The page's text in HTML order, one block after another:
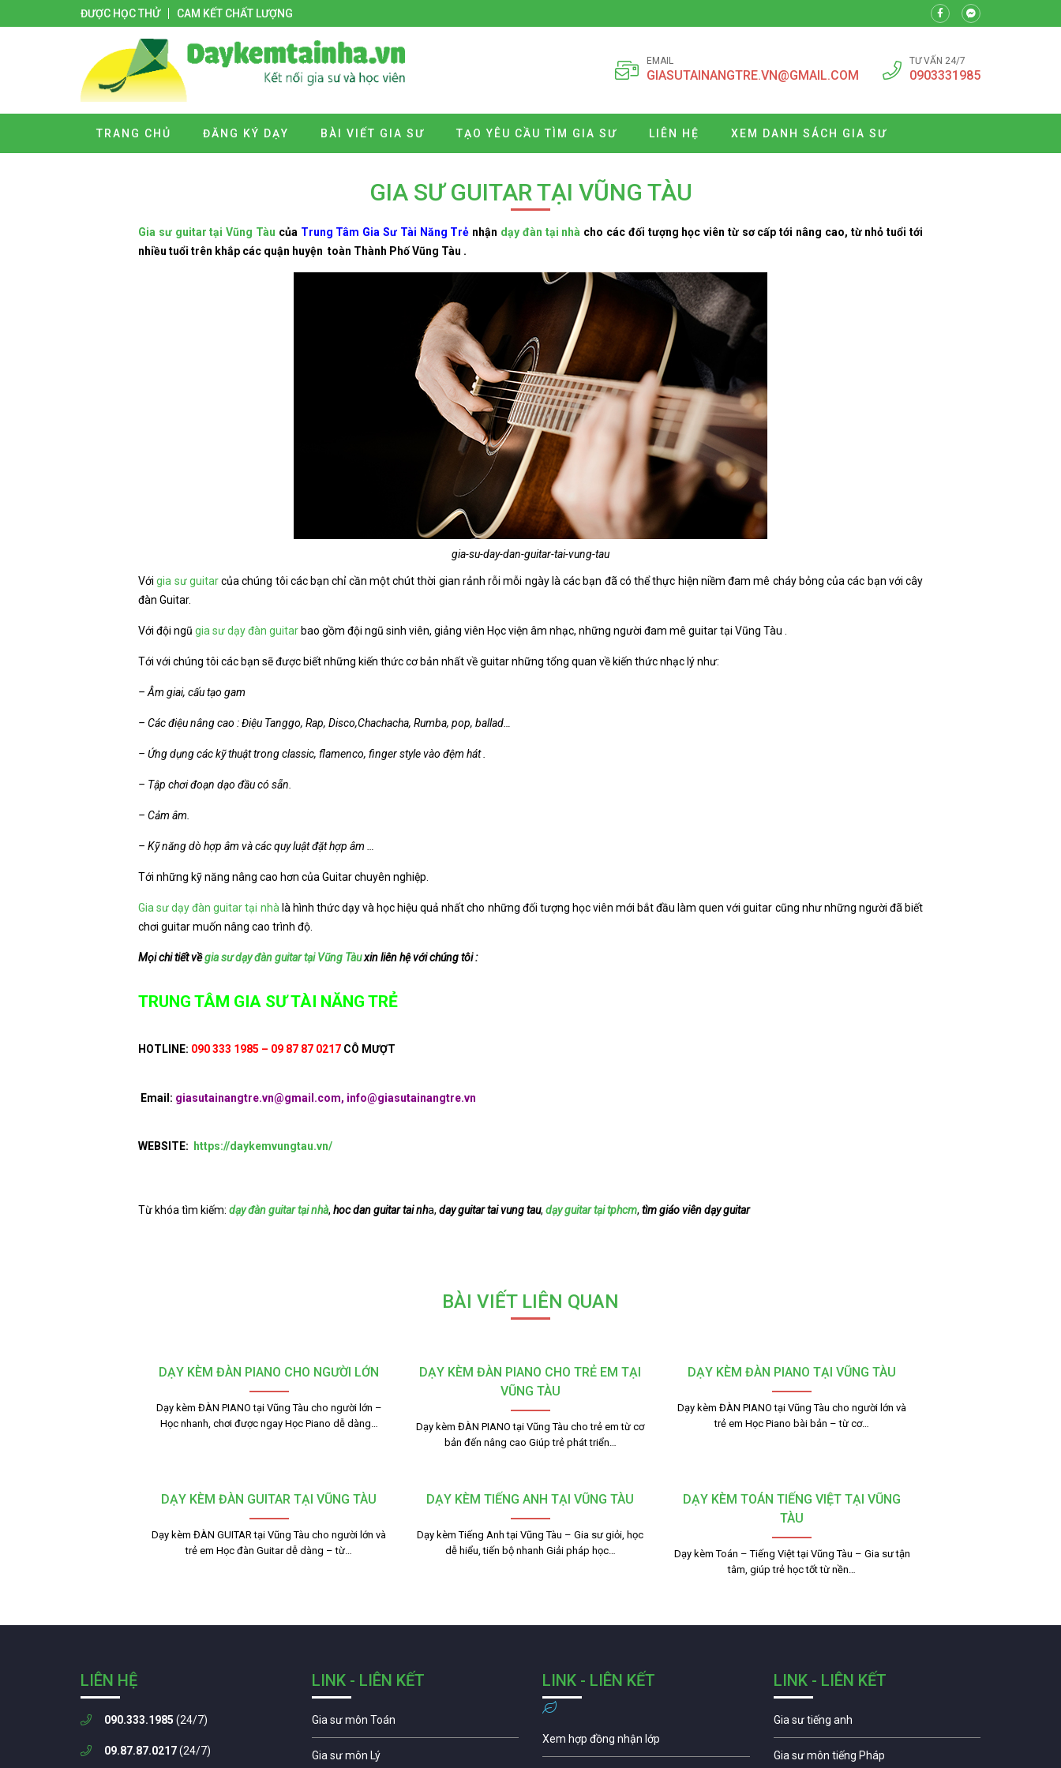
ĐƯỢC HỌC THỬ CAM KẾT CHẤT LƯỢNG
EMAIL
GIASUTAINANGTRE.VN@GMAIL.COM
TƯ VẤN 24/7
0903331985
TRANG CHỦ ĐĂNG KÝ DẠY BÀI VIẾT GIA SƯ TẠO YÊU CẦU TÌM GIA SƯ LIÊN HỆ XEM DANH SÁCH GIA SƯ
GIA SƯ GUITAR TẠI VŨNG TÀU
Gia sư guitar tại Vũng Tàu của Trung Tâm Gia Sư Tài Năng Trẻ nhận dạy đàn tại nhà cho các đối tượng học viên từ sơ cấp tới nâng cao, từ nhỏ tuổi tới
nhiều tuổi trên khắp các quận huyện toàn Thành Phố Vũng Tàu .
gia-su-day-dan-guitar-tai-vung-tau
Vớigia sư guitarcủa chúng tôi các bạn chỉ cần một chút thời gian rảnh rỗi mỗi ngày là các bạn đã có thể thực hiện niềm đam mê cháy bỏng của các bạn với cây
đàn Guitar.
Với đội ngũ gia sư dạy đàn guitar bao gồm đội ngũ sinh viên, giảng viên Học viện âm nhạc, những người đam mê guitar tại Vũng Tàu .
Tới với chúng tôi các bạn sẽ được biết những kiến thức cơ bản nhất về guitar những tổng quan về kiến thức nhạc lý như:
– Âm giai, cấu tạo gam
– Các điệu nâng cao : Điệu Tanggo, Rap, Disco,Chachacha, Rumba, pop, ballad…
– Ứng dụng các kỹ thuật trong classic, flamenco, finger style vào đệm hát .
– Tập chơi đoạn dạo đầu có sẵn.
– Cảm âm.
– Kỹ năng dò hợp âm và các quy luật đặt hợp âm …
Tới những kỹ năng nâng cao hơn của Guitar chuyên nghiệp.
Gia sư dạy đàn guitar tại nhà là hình thức dạy và học hiệu quả nhất cho những đối tượng học viên mới bắt đầu làm quen với guitar cũng như những người đã biết
chơi guitar muốn nâng cao trình độ.
Mọi chi tiết vềgia sư dạy đàn guitar tại Vũng Tàuxin liên hệ với chúng tôi :
TRUNG TÂM GIA SƯ TÀI NĂNG TRẺ
HOTLINE: 090 333 1985 – 09 87 87 0217 CÔ MƯỢT
Email: giasutainangtre.vn@gmail.com, info@giasutainangtre.vn
WEBSITE: https://daykemvungtau.vn/
Từ khóa tìm kiếm: dạy đàn guitar tại nhà, hoc dan guitar tai nha, day guitar tai vung tau, dạy guitar tại tphcm, tìm giáo viên dạy guitar
BÀI VIẾT LIÊN QUAN
DẠY KÈM ĐÀN PIANO CHO NGƯỜI LỚN
Dạy kèm ĐÀN PIANO tại Vũng Tàu cho người lớn –
Học nhanh, chơi được ngay Học Piano dễ dàng…
DẠY KÈM ĐÀN PIANO CHO TRẺ EM TẠI
VŨNG TÀU
Dạy kèm ĐÀN PIANO tại Vũng Tàu cho trẻ em từ cơ
bản đến nâng cao Giúp trẻ phát triển…
DẠY KÈM ĐÀN PIANO TẠI VŨNG TÀU
Dạy kèm ĐÀN PIANO tại Vũng Tàu cho người lớn và
trẻ em Học Piano bài bản – từ cơ…
DẠY KÈM ĐÀN GUITAR TẠI VŨNG TÀU
Dạy kèm ĐÀN GUITAR tại Vũng Tàu cho người lớn và
trẻ em Học đàn Guitar dễ dàng – từ…
DẠY KÈM TIẾNG ANH TẠI VŨNG TÀU
Dạy kèm Tiếng Anh tại Vũng Tàu – Gia sư giỏi, học
dễ hiểu, tiến bộ nhanh Giải pháp học…
DẠY KÈM TOÁN TIẾNG VIỆT TẠI VŨNG
TÀU
Dạy kèm Toán – Tiếng Việt tại Vũng Tàu – Gia sư tận
tâm, giúp trẻ học tốt từ nền…
LIÊN HỆ
090.333.1985 (24/7)
09.87.87.0217(24/7)
LINK - LIÊN KẾT
Gia sư môn Toán
Gia sư môn Lý
LINK - LIÊN KẾT
Xem hợp đồng nhận lớp
LINK - LIÊN KẾT
Gia sư tiếng anh
Gia sư môn tiếng Pháp